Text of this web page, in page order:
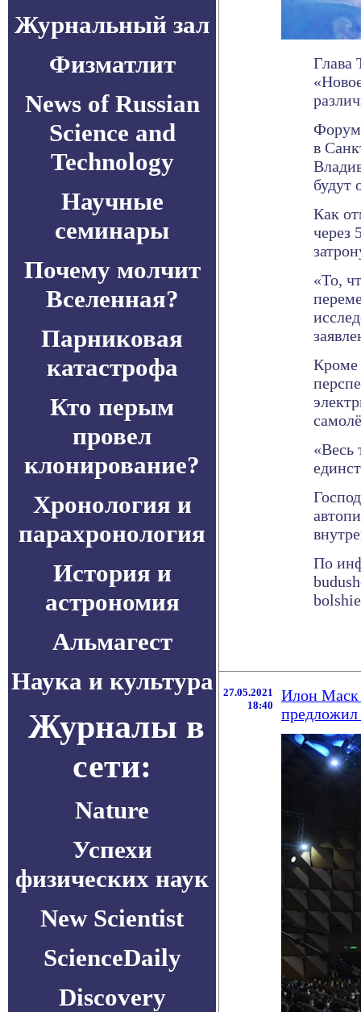
Журнальный зал
Физматлит
News of Russian
Science and
Technology
Научные
семинары
Почему молчит
Вселенная?
Парниковая
катастрофа
Кто перым
провел
клонирование?
Хронология и
парахронология
История и
астрономия
Альмагест
Наука и культура
Журналы в
сети:
Nature
Успехи
физических наук
New Scientist
ScienceDaily
Discovery
Глава
Форум
в
будут
Как
через
«То,
Кроме
«Весь
По
27.05.2021
18:40
Илон Маск
предложил